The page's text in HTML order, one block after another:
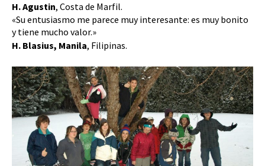
H. Agustin, Costa de Marfil.
«Su entusiasmo me parece muy interesante: es muy bonito
y tiene mucho valor.»
H. Blasius, Manila, Filipinas.